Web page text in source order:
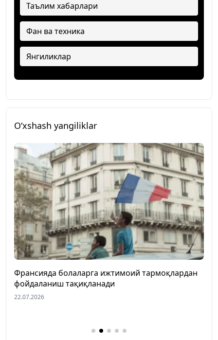
Таълим хабарлари
Фан ва техника
Янгиликлар
O‘xshash yangiliklar
Франсияда болаларга ижтимоий тармоқлардан
фойдаланиш тақиқланади
22.07.2026